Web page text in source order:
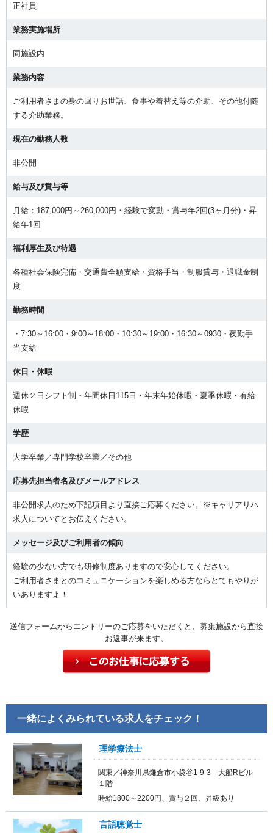
正社員
業務実施場所
同施設内
業務内容
ご利用者さまの身の回りお世話、食事や着替え等の介助、その他付随
する介助業務。
現在の勤務人数
非公開
給与及び賞与等
月給：187,000円～260,000円・経験で変動・賞与年2回(3ヶ月分)・昇
給年1回
福利厚生及び待遇
各種社会保険完備・交通費全額支給・資格手当・制服貸与・退職金制
度
勤務時間
・7:30～16:00・9:00～18:00・10:30～19:00・16:30～0930・夜勤手
当支給
休日・休暇
週休２日シフト制・年間休日115日・年末年始休暇・夏季休暇・有給
休暇
学歴
大学卒業／専門学校卒業／その他
応募先担当者名及びメールアドレス
非公開求人のため下記項目より直接ご応募ください。※キャリアリハ
求人についてとお伝えください。
メッセージ及びご利用者の傾向
経験の少ない方でも研修制度ありますので安心してください。
ご利用者さまとのコミュニケーションを楽しめる方ならとてもやりが
いありますよ！
送信フォームからエントリーのご応募をいただくと、募集施設から直接
お返事が来ます。
一緒によくみられている求人をチェック！
理学療法士
関東／神奈川県鎌倉市小袋谷1-9-3 大船Rビル
１階
時給1800～2200円、賞与２回、昇級あり
言語聴覚士